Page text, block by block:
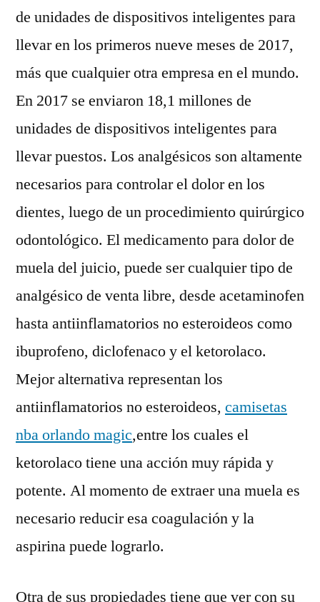
de unidades de dispositivos inteligentes para
llevar en los primeros nueve meses de 2017,
más que cualquier otra empresa en el mundo.
En 2017 se enviaron 18,1 millones de
unidades de dispositivos inteligentes para
llevar puestos. Los analgésicos son altamente
necesarios para controlar el dolor en los
dientes, luego de un procedimiento quirúrgico
odontológico. El medicamento para dolor de
muela del juicio, puede ser cualquier tipo de
analgésico de venta libre, desde acetaminofen
hasta antiinflamatorios no esteroideos como
ibuprofeno, diclofenaco y el ketorolaco.
Mejor alternativa representan los
antiinflamatorios no esteroideos, camisetas
nba orlando magic,entre los cuales el
ketorolaco tiene una acción muy rápida y
potente. Al momento de extraer una muela es
necesario reducir esa coagulación y la
aspirina puede lograrlo.
Otra de sus propiedades tiene que ver con su